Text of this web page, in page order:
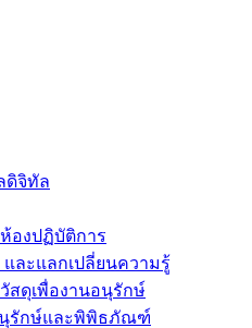
ดิจิทัล
องปฏิบัติการ
ละแลกเปลี่ยนความรู้
สดุเพื่องานอนุรักษ์
รักษ์และพิพิธภัณฑ์